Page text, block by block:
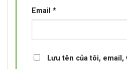
Email *
Lưu tên của tôi,